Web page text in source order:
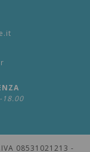
18.00
08531021213 -